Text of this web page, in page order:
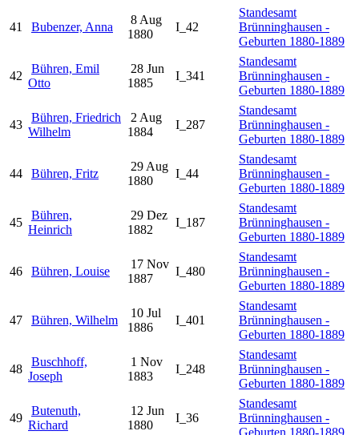
41 Bubenzer, Anna
8 Aug
1880
I_42
Standesamt
Brünninghausen -
Geburten 1880-1889
42
Bühren, Emil
Otto
28 Jun
1885
I_341
Standesamt
Brünninghausen -
Geburten 1880-1889
43
Bühren, Friedrich
Wilhelm
2 Aug
1884
I_287
Standesamt
Brünninghausen -
Geburten 1880-1889
44 Bühren, Fritz
29 Aug
1880
I_44
Standesamt
Brünninghausen -
Geburten 1880-1889
45
Bühren,
Heinrich
29 Dez
1882
I_187
Standesamt
Brünninghausen -
Geburten 1880-1889
46 Bühren, Louise
17 Nov
1887
I_480
Standesamt
Brünninghausen -
Geburten 1880-1889
47 Bühren, Wilhelm
10 Jul
1886
I_401
Standesamt
Brünninghausen -
Geburten 1880-1889
48
Buschhoff,
Joseph
1 Nov
1883
I_248
Standesamt
Brünninghausen -
Geburten 1880-1889
49
Butenuth,
Richard
12 Jun
1880
I_36
Standesamt
Brünninghausen -
Geburten 1880-1889